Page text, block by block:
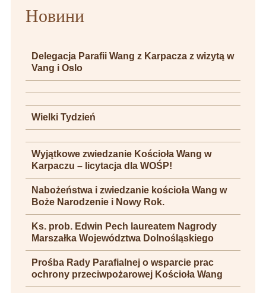
Новини
Delegacja Parafii Wang z Karpacza z wizytą w
Vang i Oslo
Wielki Tydzień
Wyjątkowe zwiedzanie Kościoła Wang w
Karpaczu – licytacja dla WOŚP!
Nabożeństwa i zwiedzanie kościoła Wang w
Boże Narodzenie i Nowy Rok.
Ks. prob. Edwin Pech laureatem Nagrody
Marszałka Województwa Dolnośląskiego
Prośba Rady Parafialnej o wsparcie prac
ochrony przeciwpożarowej Kościoła Wang